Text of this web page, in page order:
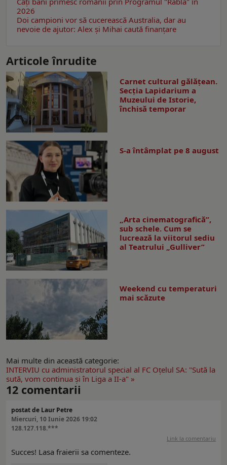
2026
Doi campioni vor să cucerească Australia, dar au
nevoie de ajutor: Alex și Mihai caută finanțare
Articole înrudite
Carnet cultural gălăţean.
Secţia Lapidarium a
Muzeului de Istorie,
închisă temporar
S-a întâmplat pe 8 august
„Arta cinematografică”,
sub schele. Cum se
lucrează la viitorul sediu
al Teatrului „Gulliver”
Weekend cu temperaturi
mai scăzute
Mai multe din această categorie:
INTERVIU cu administratorul special al FC Oţelul SA: "Sută la
sută, vom continua şi în Liga a II-a" »
12 comentarii
postat de Laur Petre
Miercuri, 10 Iunie 2026 19:02
128.127.118.***
Link la comentariu
Succes! Lasa fraierii sa comenteze.